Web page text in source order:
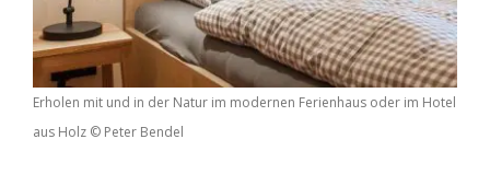
Erholen mit und in der Natur im modernen Ferienhaus oder im Hotel
aus Holz © Peter Bendel